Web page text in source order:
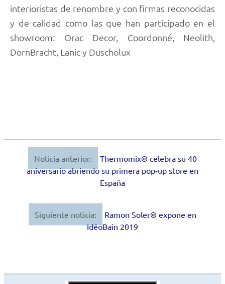
interioristas de renombre y con firmas reconocidas
y de calidad como las que han participado en el
showroom: Orac Decor, Coordonné, Neolith,
DornBracht, Lanic y Duscholux
Navegación
Noticia anterior:
Thermomix® celebra su 40
aniversario abriendo su primera pop-up store en
España
Siguiente noticia:
Ramon Soler® expone en
IdéoBain 2019